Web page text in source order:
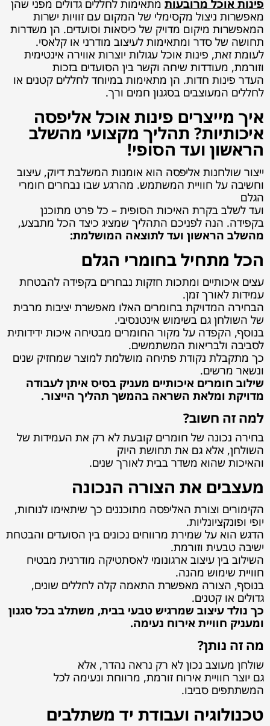
פינות אוכל מרובעות מתאימות לחללים גדולים מפני שהן
מאפשרות ניצול מקסימלי של המקום עם זוויות ישרות
המאפשרות מיקום מדויק של כיסאות וסועדים. הן משדרות
תחושה של סדר ומתאימות לעיצוב מודרני או קלאסי.
לעומת זאת, פינות אוכל עגולות יוצרות אווירה אינטימית
וזורמת, מעודדות שיחה וקשר בין הסועדים בזכות
העדר פינות חדות. הן מתאימות במיוחד לחללים קטנים או
לחללים המעוצבים בסגנון חמים ורך.
איך מייצרים פינות אוכל אליפסה
איכותיות? תהליך מקצועי מהשלב
הראשון ועד הסופי!
ייצור שולחנות אליפסה הוא אומנות המשלבת דיוק, עיצוב
וחשיבה על חוויית המשתמש. מהרגע שבו נבחרים חומרי
הגלם
ועד לשלב בקרת האיכות הסופית – כל פרט מתוכנן
בקפידה. הנה לפניכם התהליך שמציג כיצד הכל מתבצע,
מהשלב הראשון ועד לתוצאה המושלמת:
הכל מתחיל בחומרי הגלם
עצים איכותיים ומתכות חזקות נבחרים בקפידה להבטחת
עמידות לאורך זמן.
הבחירה המדויקת בחומרים האלו מאפשרת יציבות מרבית
של השולחן גם בשימוש אינטנסיבי.
בנוסף, הקפדה על מקור החומרים מבטיחה איכות ידידותית
לסביבה ולבריאות המשתמשים.
כך מתקבלת נקודת פתיחה מושלמת למוצר שמחזיק שנים
ונשאר מרשים.
שילוב חומרים איכותיים מעניק בסיס איתן לעבודה
מדויקת ומלאת השראה בהמשך תהליך הייצור.
למה זה חשוב?
בחירה נכונה של חומרים קובעת לא רק את העמידות של
השולחן, אלא גם את תחושת היוק
והאיכות שהוא משדר בבית לאורך שנים.
מעצבים את הצורה הנכונה
הקימורים וצורת האליפסה מתוכננים כך שיתאימו לנוחות,
יופי ופונקציונליות.
הדגש הוא על שמירת מרווחים נכונים בין הסועדים והבטחת
ישיבה טבעית וזורמת.
השילוב בין עיצוב ארגונומי לאסתטיקה מודרנית מבטיח
חוויית שימוש מהנה.
בנוסף, הצורה מאפשרת התאמה קלה לחללים שונים,
גדולים או קטנים.
כך נולד עיצוב שמרגיש טבעי בבית, משתלב בכל סגנון
ומעניק חוויית אירוח נעימה.
מה זה נותן?
שולחן מעוצב נכון לא רק נראה נהדר, אלא
גם יוצר חוויית אירוח זורמת, מרווחת ונעימה לכל
המשתתפים סביבו.
טכנולוגיה ועבודת יד משתלבים